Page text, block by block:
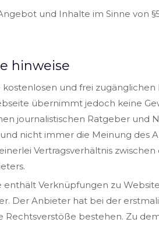
und Inhalte im Sinne von
hinweise
kostenlosen und frei
übernimmt jedoch keine
journalistischen Ratgeber
nicht immer die Meinung des
Vertragsverhältnis
enthält Verknüpfungen zu
Der Anbieter hat bei der
Rechtsverstöße bestehen. Zu